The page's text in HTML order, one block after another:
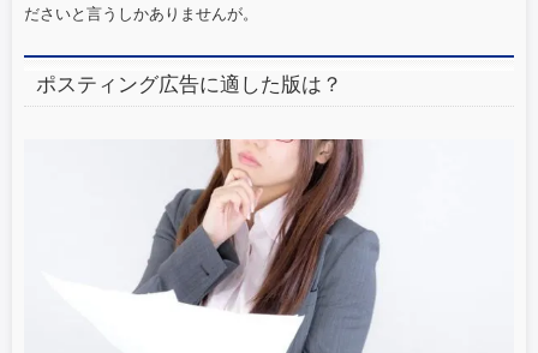
ださいと言うしかありませんが。
ポスティング広告に適した版は？